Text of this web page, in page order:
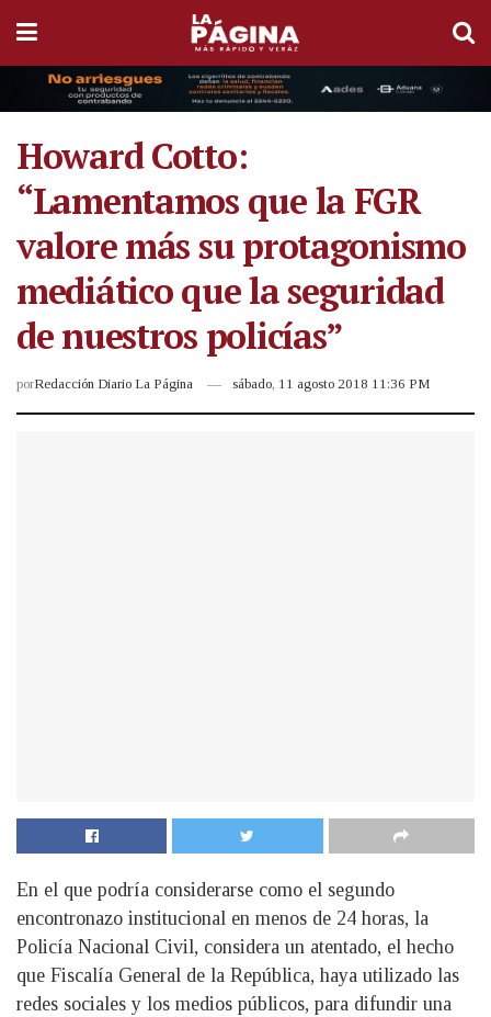
Howard Cotto:
“Lamentamos que la FGR
valore más su protagonismo
mediático que la seguridad
de nuestros policías”
porRedacción Diario La Página sábado, 11 agosto 2018 11:36 PM
En el que podría considerarse como el segundo
encontronazo institucional en menos de 24 horas, la
Policía Nacional Civil, considera un atentado, el hecho
que Fiscalía General de la República, haya utilizado las
redes sociales y los medios públicos, para difundir una